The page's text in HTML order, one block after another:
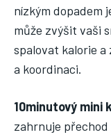
nízkým dopadem
může zvýšit vaši
spalovat kalorie
a koordinaci.
10minutový mini
zahrnuje